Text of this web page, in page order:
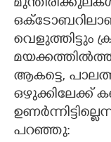
CONTACT US
മുന്തിരിക്കുലകൾ
വെളുത്തിട്ടും
ആകട്ടെ,​
ഒഴുക്കിലേക്ക്
പറഞ്ഞു: